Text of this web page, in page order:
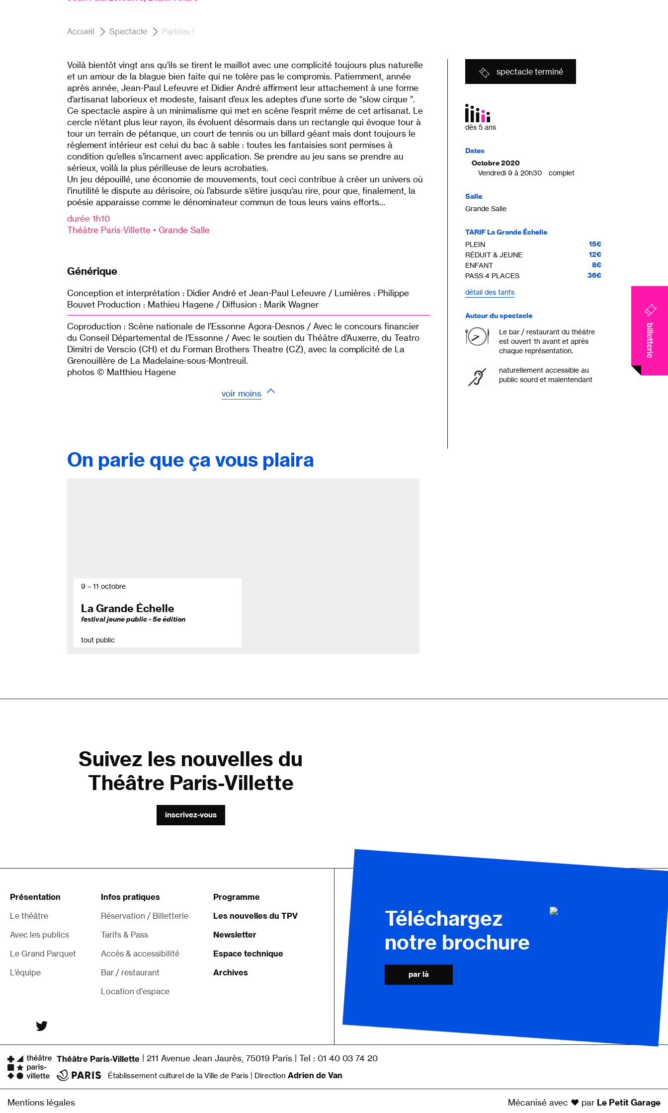
billetterie
Accueil Spectacle Parbleu !
Voilà bientôt vingt ans qu’ils se tirent le maillot avec une complicité toujours plus naturelle
et un amour de la blague bien faite qui ne tolère pas le compromis. Patiemment, année
après année, Jean-Paul Lefeuvre et Didier André affirment leur attachement à une forme
d’artisanat laborieux et modeste, faisant d’eux les adeptes d’une sorte de “slow cirque ”.
Ce spectacle aspire à un minimalisme qui met en scène l’esprit même de cet artisanat. Le
cercle n’étant plus leur rayon, ils évoluent désormais dans un rectangle qui évoque tour à
tour un terrain de pétanque, un court de tennis ou un billard géant mais dont toujours le
règlement intérieur est celui du bac à sable : toutes les fantaisies sont permises à
condition qu’elles s’incarnent avec application. Se prendre au jeu sans se prendre au
sérieux, voilà la plus périlleuse de leurs acrobaties.
Un jeu dépouillé, une économie de mouvements, tout ceci contribue à créer un univers où
l’inutilité le dispute au dérisoire, où l’absurde s’étire jusqu’au rire, pour que, finalement, la
poésie apparaisse comme le dénominateur commun de tous leurs vains efforts…
durée 1h10
Théâtre Paris-Villette • Grande Salle
Générique
Conception et interprétation : Didier André et Jean-Paul Lefeuvre / Lumières : Philippe
Bouvet Production : Mathieu Hagene / Diffusion : Marik Wagner
Coproduction : Scène nationale de l’Essonne Agora-Desnos / Avec le concours financier
du Conseil Départemental de l’Essonne / Avec le soutien du Théâtre d’Auxerre, du Teatro
Dimitri de Verscio (CH) et du Forman Brothers Theatre (CZ), avec la complicité de La
Grenouillère de La Madelaine-sous-Montreuil.
photos © Matthieu Hagene
voir moins
spectacle terminé
dès 5 ans
Dates
Octobre 2020
Vendredi 9 à 20h30 complet
Salle
Grande Salle
TARIF La Grande Échelle
PLEIN 15€
RÉDUIT & JEUNE 12€
ENFANT 8€
PASS 4 PLACES 36€
détail des tarifs
Autour du spectacle
Le bar / restaurant du théâtre
est ouvert 1h avant et après
chaque représentation.
naturellement accessible au
public sourd et malentendant
On parie que ça vous plaira
9 – 11 octobre
La Grande Échelle
festival jeune public - 5e édition
tout public
Suivez les nouvelles du
Théâtre Paris-Villette
inscrivez-vous
Présentation
Le théâtre
Avec les publics
Le Grand Parquet
L’équipe
Infos pratiques
Réservation / Billetterie
Tarifs & Pass
Accès & accessibilité
Bar / restaurant
Location d'espace
Programme
Les nouvelles du TPV
Newsletter
Espace technique
Archives
Téléchargez
notre brochure
par là
Théâtre Paris-Villette | 211 Avenue Jean Jaurès, 75019 Paris | Tel : 01 40 03 74 20
Établissement culturel de la Ville de Paris | Direction Adrien de Van
Mentions légales Mécanisé avec ♥ par Le Petit Garage